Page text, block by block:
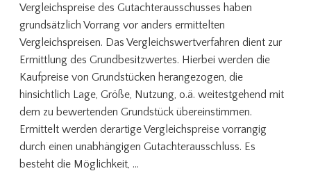
Vergleichspreise des Gutachterausschusses haben
grundsätzlich Vorrang vor anders ermittelten
Vergleichspreisen. Das Vergleichswertverfahren dient zur
Ermittlung des Grundbesitzwertes. Hierbei werden die
Kaufpreise von Grundstücken herangezogen, die
hinsichtlich Lage, Größe, Nutzung, o.ä. weitestgehend mit
dem zu bewertenden Grundstück übereinstimmen.
Ermittelt werden derartige Vergleichspreise vorrangig
durch einen unabhängigen Gutachterausschluss. Es
besteht die Möglichkeit, …